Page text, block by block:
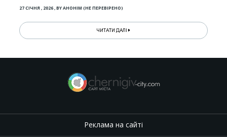
27 СІЧНЯ , 2026,BYАНОНІМ (НЕ ПЕРЕВІРЕНО)
ЧИТАТИ ДАЛІ
Реклама на сайті